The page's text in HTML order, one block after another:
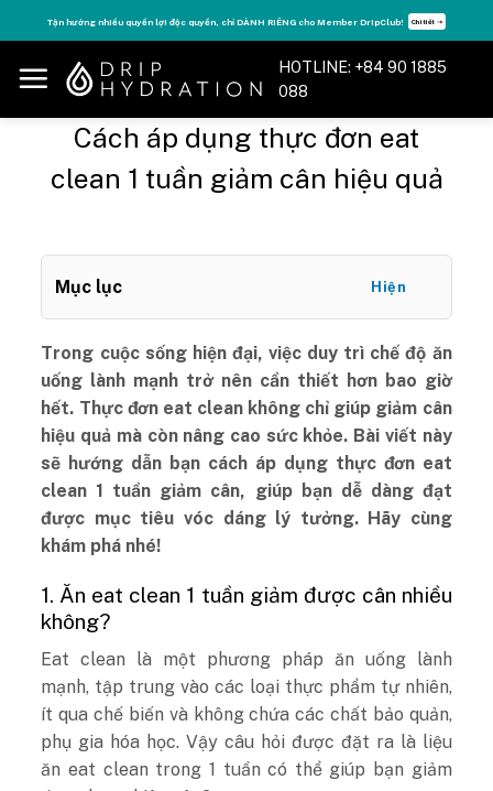
to
content
Tận hưởng nhiều quyền lợi độc quyền, chỉ DÀNH RIÊNG cho Member DripClub! Chi tiết ➝
HOTLINE: +84 90 1885
088
Cách áp dụng thực đơn eat
clean 1 tuần giảm cân hiệu quả
Mục lục Hiện
Trong cuộc sống hiện đại, việc duy trì chế độ ăn
uống lành mạnh trở nên cần thiết hơn bao giờ
hết. Thực đơn eat clean không chỉ giúp giảm cân
hiệu quả mà còn nâng cao sức khỏe. Bài viết này
sẽ hướng dẫn bạn cách áp dụng thực đơn eat
clean 1 tuần giảm cân, giúp bạn dễ dàng đạt
được mục tiêu vóc dáng lý tưởng. Hãy cùng
khám phá nhé!
1. Ăn eat clean 1 tuần giảm được cân nhiều
không?
Eat clean là một phương pháp ăn uống lành
mạnh, tập trung vào các loại thực phẩm tự nhiên,
ít qua chế biến và không chứa các chất bảo quản,
phụ gia hóa học. Vậy câu hỏi được đặt ra là liệu
ăn eat clean trong 1 tuần có thể giúp bạn giảm